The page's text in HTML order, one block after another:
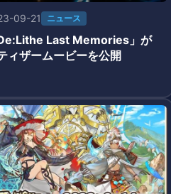
09-21 ニュース
De:Lithe Last Memories」が
ィザームービーを公開